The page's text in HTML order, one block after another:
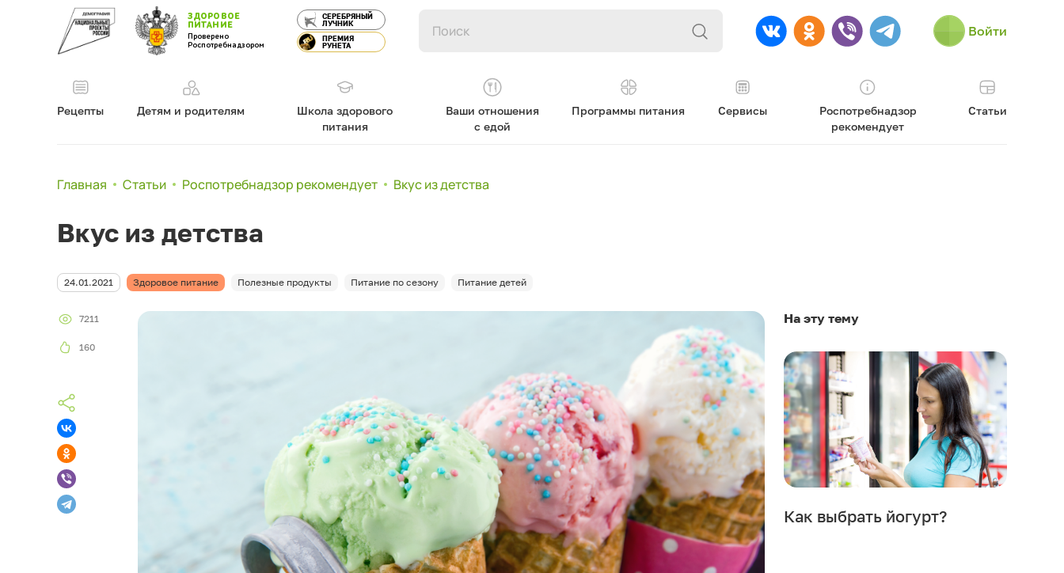
ЗДОРОВОЕ
ПИТАНИЕ
Проверено
Роспотребнадзором
СЕРЕБРЯНЫЙ
ЛУЧНИК
ПРЕМИЯ
РУНЕТА
Войти
Рецепты Детям и родителям
Школа здорового
питания
Ваши отношения
с едой
Программы питания Сервисы
Роспотребнадзор
рекомендует
Статьи
Главная Статьи Роспотребнадзор рекомендует Вкус из детства
Вкус из детства
24.01.2021 Здоровое питание Полезные продукты Питание по сезону Питание детей
7211
160
На эту тему
Как выбрать йогурт?